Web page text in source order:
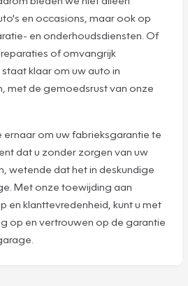
en occasions, maar ook op
en onderhoudsdiensten. Of
of omvangrijk
klaar om uw auto in
met de gemoedsrust van onze
ernaar om uw fabrieksgarantie te
dat u zonder zorgen van uw
wetende dat het in deskundige
Met onze toewijding aan
en klanttevredenheid, kunt u met
op en vertrouwen op de garantie